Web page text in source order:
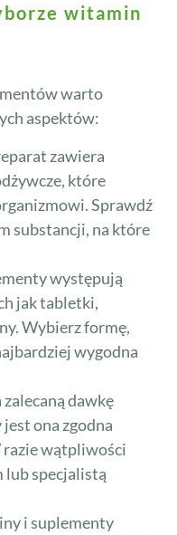
witamin
warto
aspektów:
zawiera
które
Sprawdź
substancji, na które
występują
jak tabletki,
Wybierz formę,
wygodna
dawkę
ona zgodna
razie wątpliwości
lub specjalistą
i suplementy